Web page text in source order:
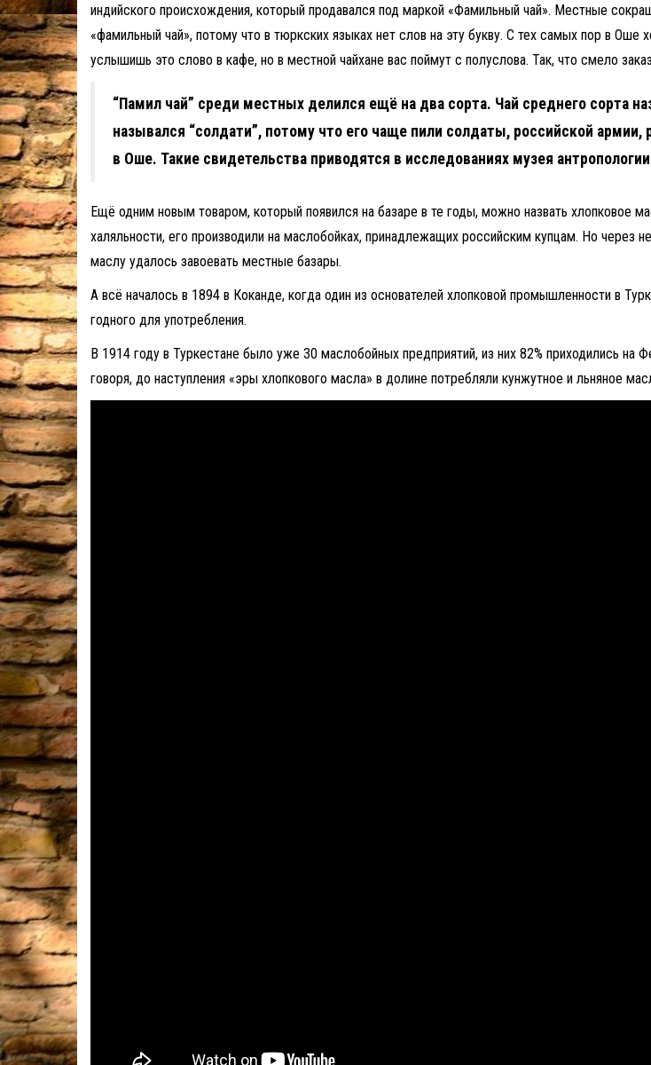
индийского происхождения, который продавался под маркой «Фамильный чай». Местные
«фамильный чай», потому что в тюркских языках нет слов на эту букву. С тех самых пор в
услышишь это слово в кафе, но в местной чайхане вас поймут с полуслова. Так, что смело
“Памил чай” среди местных делился ещё на два сорта. Чай среднего сорта
назывался “солдати”, потому что его чаще пили солдаты, российской
в Оше. Такие свидетельства приводятся в исследованиях музея
Ещё одним новым товаром, который появился на базаре в те годы, можно назвать хлопковое
халяльности, его производили на маслобойках, принадлежащих российским купцам. Но через
маслу удалось завоевать местные базары.
А всё началось в 1894 в Коканде, когда один из основателей хлопковой промышленности в
годного для употребления.
В 1914 году в Туркестане было уже 30 маслобойных предприятий, из них 82% приходились
говоря, до наступления «эры хлопкового масла» в долине потребляли кунжутное и льняное